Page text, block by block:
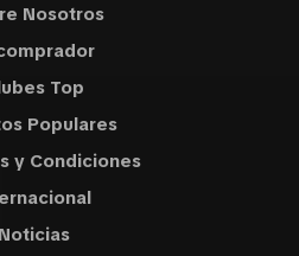
Nosotros
Top
Populares
y Condiciones
Noticias